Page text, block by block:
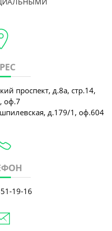
проспект, д.8а, стр.14,
оф.7
д.179/1, оф.604
19-16